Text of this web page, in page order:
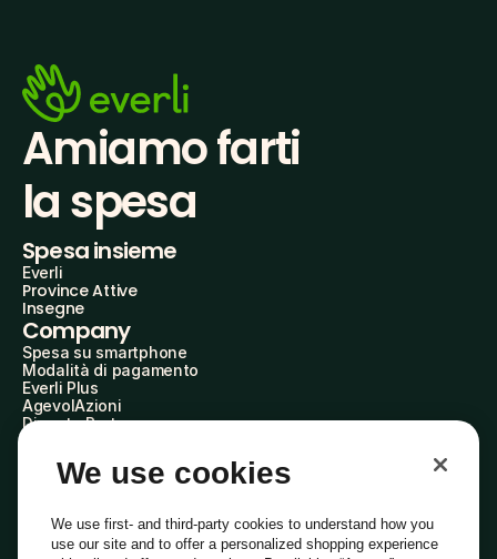
Amiamo farti
la spesa
Spesa insieme
Everli
Province Attive
Insegne
Company
Spesa su smartphone
Modalità di pagamento
Everli Plus
AgevolAzioni
Diventa Partner
Everli Shoppers
About Us
Everli News
Domande frequenti
We use cookies
We use first- and third-party cookies to understand how you
use our site and to offer a personalized shopping experience